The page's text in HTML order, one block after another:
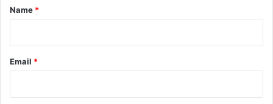
*
Name *
Email *